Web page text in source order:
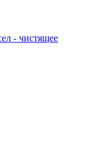
- чистящее